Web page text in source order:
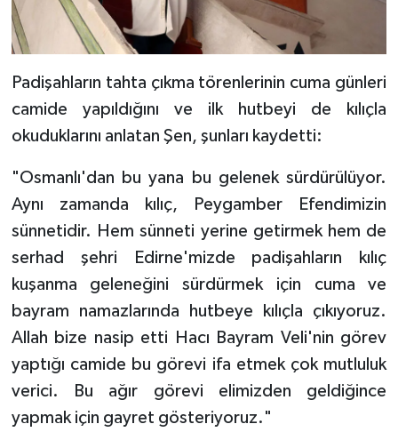
Padişahların tahta çıkma törenlerinin cuma günleri
camide yapıldığını ve ilk hutbeyi de kılıçla
okuduklarını anlatan Şen, şunları kaydetti:
"Osmanlı'dan bu yana bu gelenek sürdürülüyor.
Aynı zamanda kılıç, Peygamber Efendimizin
sünnetidir. Hem sünneti yerine getirmek hem de
serhad şehri Edirne'mizde padişahların kılıç
kuşanma geleneğini sürdürmek için cuma ve
bayram namazlarında hutbeye kılıçla çıkıyoruz.
Allah bize nasip etti Hacı Bayram Veli'nin görev
yaptığı camide bu görevi ifa etmek çok mutluluk
verici. Bu ağır görevi elimizden geldiğince
yapmak için gayret gösteriyoruz."
Elazığ Müftülüğü
Erzincan Müftülüğü
Erzurum Müftülüğü
Eskişehir Müftülüğü
Gaziantep Müftülüğü
Giresun Müftülüğü
Gümüşhane Müftülüğü
Hatay Müftülüğü
Iğdır Müftülüğü